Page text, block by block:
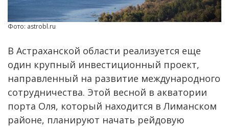
Фото: astrobl.ru
В Астраханской области реализуется еще
один крупный инвестиционный проект,
направленный на развитие международного
сотрудничества. Этой весной в акватории
порта Оля, который находится в Лиманском
районе, планируют начать рейдовую